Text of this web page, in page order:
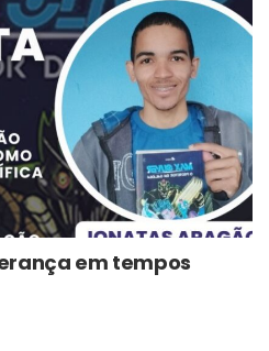
em tempos